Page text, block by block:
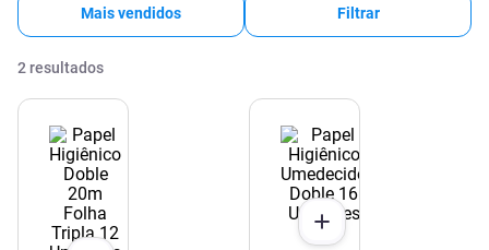
Mais vendidos Filtrar
2 resultados